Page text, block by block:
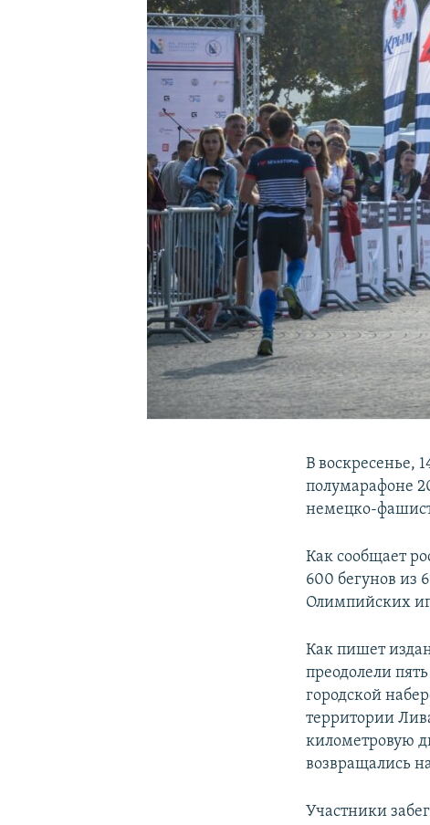
КРЫМ.НЕПОКОРЕННЫЙ
УКРАИНСКАЯ ПРОБЛЕМА КРЫМА
В воскресенье,
полумарафоне
немецко-
Как сообщает
600 бегунов из
Олимпийских
Как пишет
преодолели
городской
территории
километровую
возвращались
Участники